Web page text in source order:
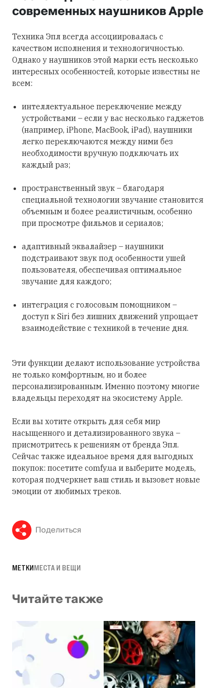
современных наушников Apple
Техника Эпл всегда ассоциировалась с
качеством исполнения и технологичностью.
Однако у наушников этой марки есть несколько
интересных особенностей, которые известны не
всем:
интеллектуальное переключение между
устройствами – если у вас несколько гаджетов
(например, iPhone, MacBook, iPad), наушники
легко переключаются между ними без
необходимости вручную подключать их
каждый раз;
пространственный звук – благодаря
специальной технологии звучание становится
объемным и более реалистичным, особенно
при просмотре фильмов и сериалов;
адаптивный эквалайзер – наушники
подстраивают звук под особенности ушей
пользователя, обеспечивая оптимальное
звучание для каждого;
интеграция с голосовым помощником –
доступ к Siri без лишних движений упрощает
взаимодействие с техникой в течение дня.
Эти функции делают использование устройства
не только комфортным, но и более
персонализированным. Именно поэтому многие
владельцы переходят на экосистему Apple.
Если вы хотите открыть для себя мир
насыщенного и детализированного звука –
присмотритесь к решениям от бренда Эпл.
Сейчас также идеальное время для выгодных
покупок: посетите comfy.ua и выберите модель,
которая подчеркнет ваш стиль и вызовет новые
эмоции от любимых треков.
Поделиться
МЕТКИМЕСТА И ВЕЩИ
Читайте также